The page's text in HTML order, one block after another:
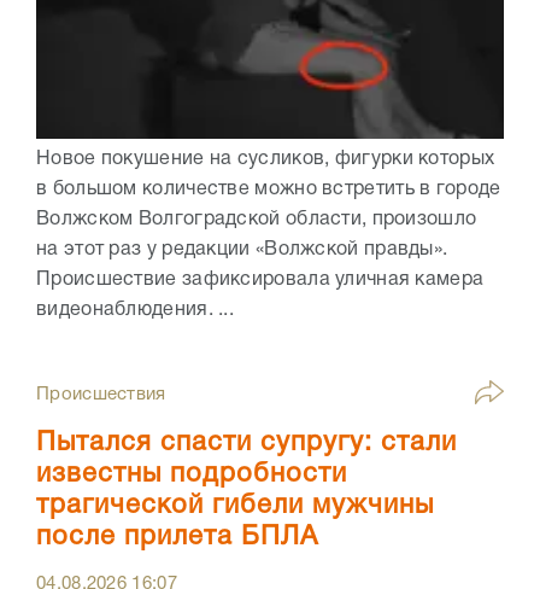
Новое покушение на сусликов, фигурки которых
в большом количестве можно встретить в городе
Волжском Волгоградской области, произошло
на этот раз у редакции «Волжской правды».
Происшествие зафиксировала уличная камера
видеонаблюдения. ...
Происшествия
Пытался спасти супругу: стали
известны подробности
трагической гибели мужчины
после прилета БПЛА
04.08.2026 16:07